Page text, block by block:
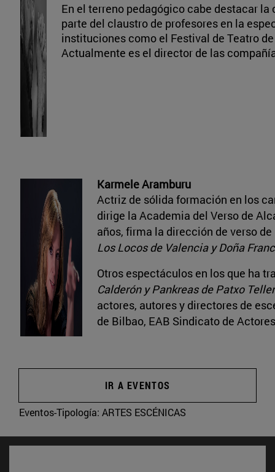
En el terreno pedagógico cabe destacar
parte del claustro de profesores en la
instituciones como el Festival de Teatro
Actualmente es el director de las
Karmele Aramburu
Actriz de sólida formación en los
dirige la Academia del Verso de
años, firma la dirección de verso
Los Locos de Valencia y Doña
Otros espectáculos en los que ha
Calderón y Pankreas de Patxo
actores, autores y directores de
de Bilbao, EAB Sindicato de
IR A EVENTOS
Eventos-Tipología: ARTES ESCÉNICAS